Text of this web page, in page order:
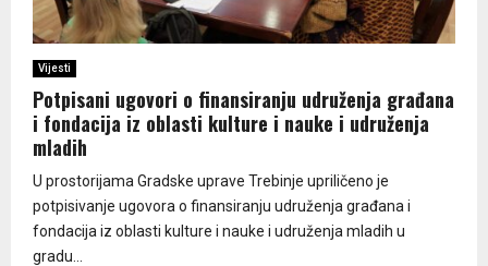
Vijesti
Potpisani ugovori o finansiranju udruženja građana
i fondacija iz oblasti kulture i nauke i udruženja
mladih
U prostorijama Gradske uprave Trebinje upriličeno je
potpisivanje ugovora o finansiranju udruženja građana i
fondacija iz oblasti kulture i nauke i udruženja mladih u
gradu...